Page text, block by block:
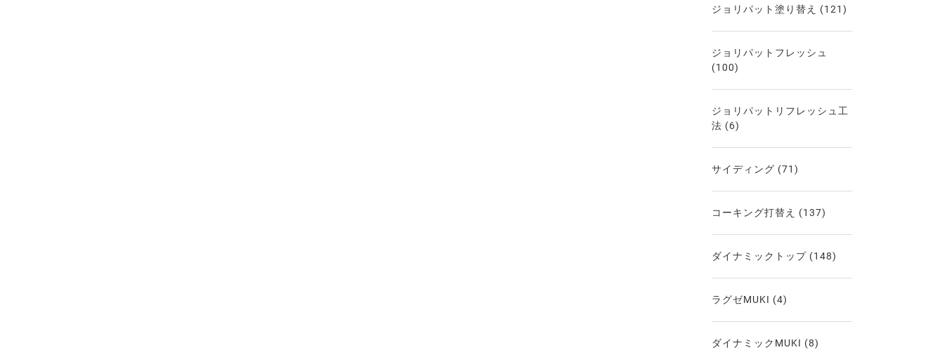
ジョリパット塗り替え (121)
ジョリパットフレッシュ
(100)
ジョリパットリフレッシュ工
法 (6)
サイディング (71)
コーキング打替え (137)
ダイナミックトップ (148)
ラグゼMUKI (4)
ダイナミックMUKI (8)